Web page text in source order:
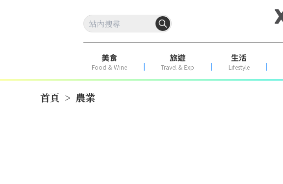
美食
Food & Wine
旅遊
Travel & Exp
生活
Lifestyle
首頁 > 農業